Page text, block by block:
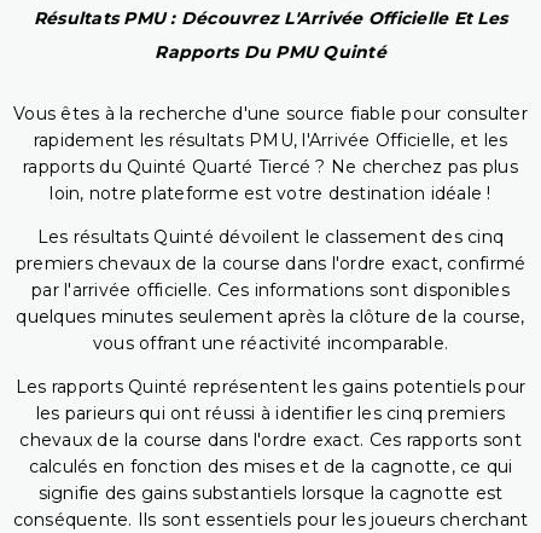
Résultats PMU : Découvrez L'Arrivée Officielle Et Les
Rapports Du PMU Quinté
Vous êtes à la recherche d'une source fiable pour consulter
rapidement les résultats PMU, l'Arrivée Officielle, et les
rapports du Quinté Quarté Tiercé ? Ne cherchez pas plus
loin, notre plateforme est votre destination idéale !
Les résultats Quinté dévoilent le classement des cinq
premiers chevaux de la course dans l'ordre exact, confirmé
par l'arrivée officielle. Ces informations sont disponibles
quelques minutes seulement après la clôture de la course,
vous offrant une réactivité incomparable.
Les rapports Quinté représentent les gains potentiels pour
les parieurs qui ont réussi à identifier les cinq premiers
chevaux de la course dans l'ordre exact. Ces rapports sont
calculés en fonction des mises et de la cagnotte, ce qui
signifie des gains substantiels lorsque la cagnotte est
conséquente. Ils sont essentiels pour les joueurs cherchant